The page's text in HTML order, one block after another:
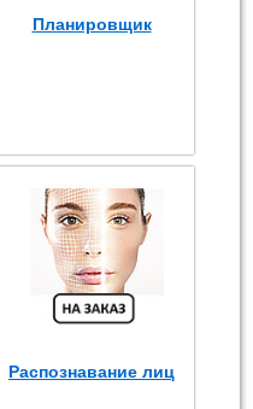
Планировщик
Распознавание лиц